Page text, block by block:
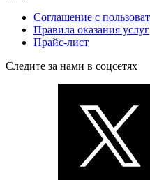
Соглашение с
Правила оказания услуг
Прайс-лист
Следите за нами в соцсетях